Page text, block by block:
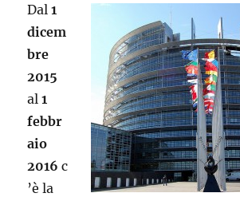
Dal1
dicem
bre
2015
al1
febbr
aio
2016c
’è la